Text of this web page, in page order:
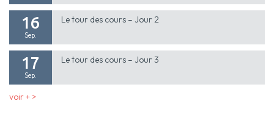
16
Sep.
Le tour des cours – Jour 2
17
Sep.
Le tour des cours – Jour 3
voir + >